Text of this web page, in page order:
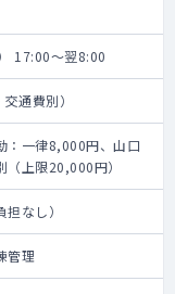
17:00～翌8:00
通費別）
：一律8,000円、山口
（上限20,000円）
なし）
管理